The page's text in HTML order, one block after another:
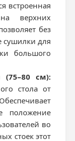
встроенная
верхних
без
сушилки для
большого
(75–80 см):
стола от
положение
во
стоек этот